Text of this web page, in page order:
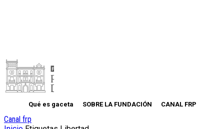
Qué es gaceta SOBRE LA FUNDACIÓN CANAL FRP
Canal frp